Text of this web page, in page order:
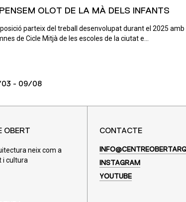
OLOT DE LA MÀ DELS INFANTS
parteix del treball desenvolupat durant el 2025 amb
de Cicle Mitjà de les escoles de la ciutat e...
- 09/08
OBERT
neix com a
i cultura
CONTACTE
INSTAGRAM
YOUTUBE